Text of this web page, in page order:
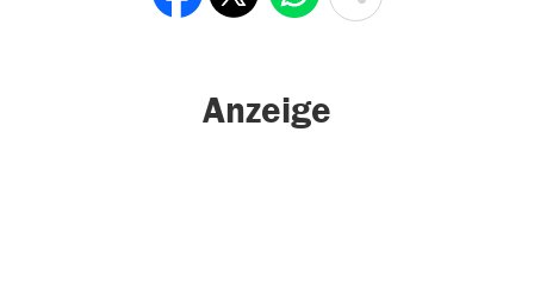
Anzeige